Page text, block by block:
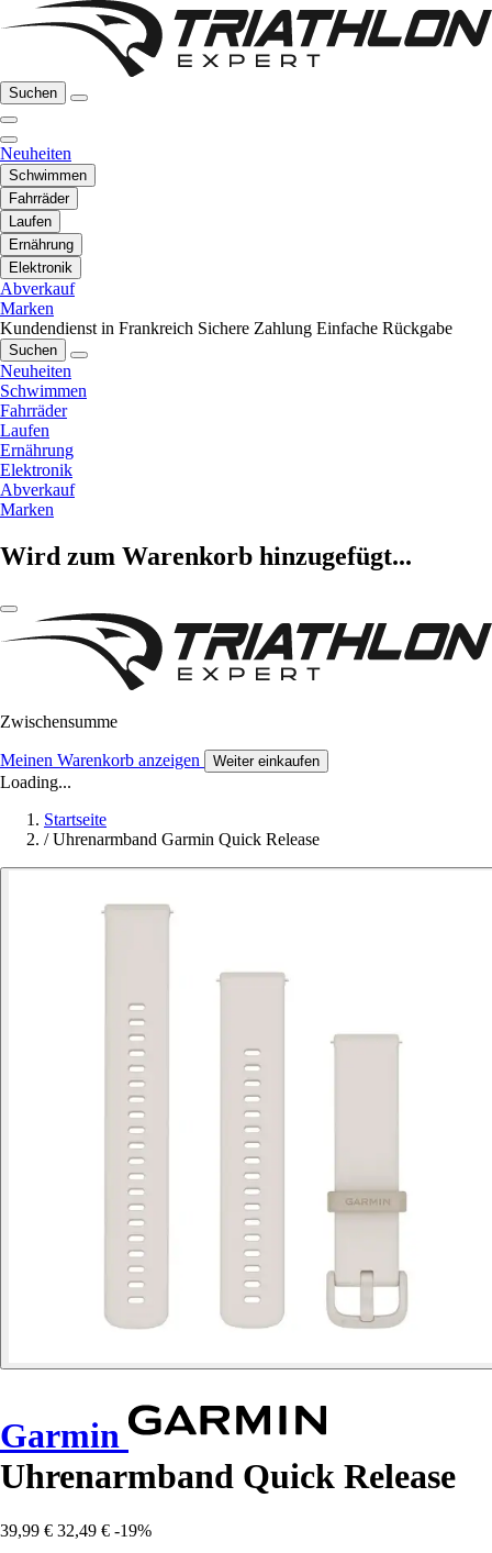
Suchen
Neuheiten
Schwimmen
Fahrräder
Laufen
Ernährung
Elektronik
Abverkauf
Marken
Kundendienst in Frankreich Sichere Zahlung Einfache Rückgabe
Suchen
Neuheiten
Schwimmen
Fahrräder
Laufen
Ernährung
Elektronik
Abverkauf
Marken
Wird zum Warenkorb hinzugefügt...
Zwischensumme
Meinen Warenkorb anzeigen Weiter einkaufen
Loading...
Startseite
/ Uhrenarmband Garmin Quick Release
Garmin
Uhrenarmband Quick Release
39,99 € 32,49 € -19%